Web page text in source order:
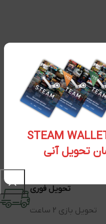
STEAM
تحویل فوری
تحویل بازی 2 ساعت